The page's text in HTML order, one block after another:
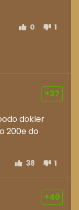
0 1
+37
dokler
200e do
38 1
+40